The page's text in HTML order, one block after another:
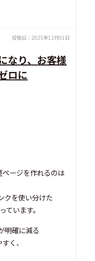
投稿日： 2025年12月01日
なり、お客様
ロに
ージを作れるのは
クを使い分けた
ています。
明確に減る
く、